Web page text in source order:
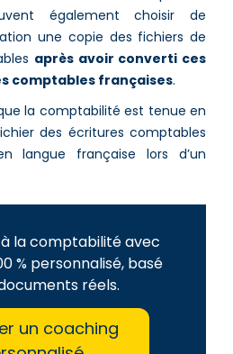
également choisir de
une copie des fichiers de
après avoir converti ces
comptables françaises.
la comptabilité est tenue en
des écritures comptables
langue française lors d’un
la comptabilité avec
% personnalisé, basé
réels.
un coaching